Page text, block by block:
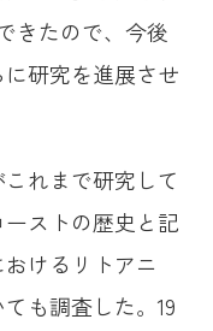
きたので、今後
研究を進展させ
れまで研究して
ストの歴史と記
けるリトアニ
も調査した。19